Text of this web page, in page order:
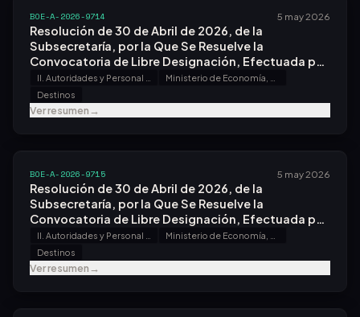
BOE-A-2026-9714 5 may 2026
Resolución de 30 de Abril de 2026, de la
Subsecretaría, por la Que Se Resuelve la
Convocatoria de Libre Designación, Efectuada por
Resolución de 30 de Enero de 2026, en las Oficinas
Económicas y Comerciales en el Exterior.
Destinos
Ver resumen→
BOE-A-2026-9715 5 may 2026
Resolución de 30 de Abril de 2026, de la
Subsecretaría, por la Que Se Resuelve la
Convocatoria de Libre Designación, Efectuada por
Resolución de 30 de Enero de 2026, en las Oficinas
Económicas y Comerciales en el Exterior.
Destinos
Ver resumen→